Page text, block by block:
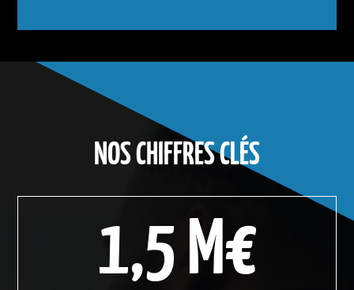
NOS CHIFFRES CLÉS
1,5 M€